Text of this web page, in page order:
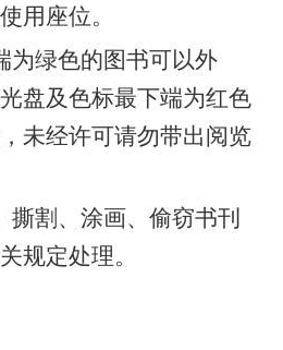
用座位。
为绿色的图书可以外
盘及色标最下端为红色
未经许可请勿带出阅览
撕割、涂画、偷窃书刊
规定处理。